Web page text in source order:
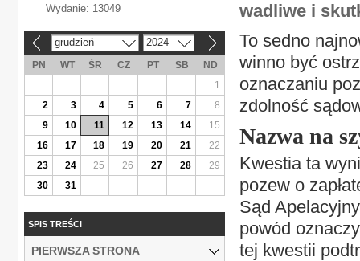
wadliwe i
To sedno
winno być
oznaczaniu
zdolność
Nazwa na
Kwestia ta
pozew o
Sąd
powód
tej kwestii
Wydanie: 13049
grudzień 2024
PN WT ŚR CZ PT SB
ND
1
2
3 4 5 6 7
8
9
10 11 12 13 14
15
16
17 18 19 20 21
22
23
24 25 26 27 28
29
30
31
SPIS TREŚCI
PIERWSZA STRONA